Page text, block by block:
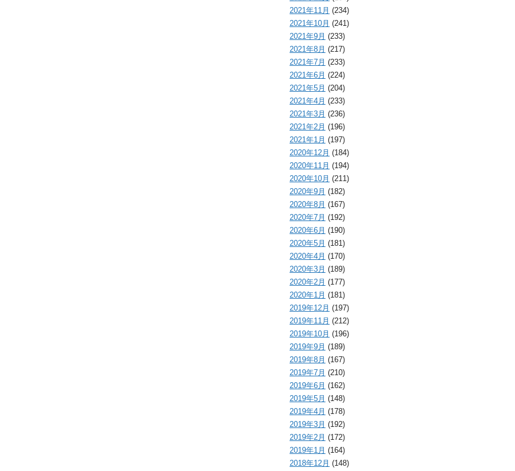
2021年11月 (234)
2021年10月 (241)
2021年9月 (233)
2021年8月 (217)
2021年7月 (233)
2021年6月 (224)
2021年5月 (204)
2021年4月 (233)
2021年3月 (236)
2021年2月 (196)
2021年1月 (197)
2020年12月 (184)
2020年11月 (194)
2020年10月 (211)
2020年9月 (182)
2020年8月 (167)
2020年7月 (192)
2020年6月 (190)
2020年5月 (181)
2020年4月 (170)
2020年3月 (189)
2020年2月 (177)
2020年1月 (181)
2019年12月 (197)
2019年11月 (212)
2019年10月 (196)
2019年9月 (189)
2019年8月 (167)
2019年7月 (210)
2019年6月 (162)
2019年5月 (148)
2019年4月 (178)
2019年3月 (192)
2019年2月 (172)
2019年1月 (164)
2018年12月 (148)